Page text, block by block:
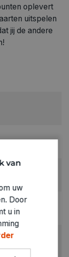
oplevert
uitspelen
jij de andere
van
uw
Door
u in